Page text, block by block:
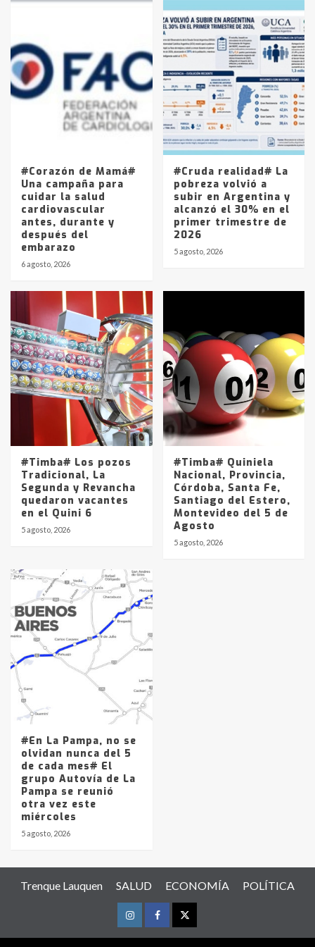
3
4
Accidente en Ruta 5: falleció un
joven de Trenque Lauquen
Los precios de los combustibles en
La Pampa, desde YPF hasta Axion
entre 857 a 1338 pesos
#Corazón de Mamá#
Una campaña para
cuidar la salud
cardiovascular
antes, durante y
después del
embarazo
6 agosto, 2026
#Cruda realidad# La
pobreza volvió a
subir en Argentina y
alcanzó el 30% en el
primer trimestre de
2026
5 agosto, 2026
#Timba# Los pozos
Tradicional, La
Segunda y Revancha
quedaron vacantes
en el Quini 6
5 agosto, 2026
#Timba# Quiniela
Nacional, Provincia,
Córdoba, Santa Fe,
Santiago del Estero,
Montevideo del 5 de
Agosto
5 agosto, 2026
#En La Pampa, no se
olvidan nunca del 5
de cada mes# El
grupo Autovía de La
Pampa se reunió
otra vez este
miércoles
5 agosto, 2026
Trenque Lauquen SALUD ECONOMÍA POLÍTICA
InstagramFacebookTwitter